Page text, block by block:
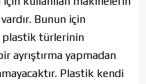
Bunun için
plastik türlerinin
ayrıştırma yapmadan
Plastik kendi